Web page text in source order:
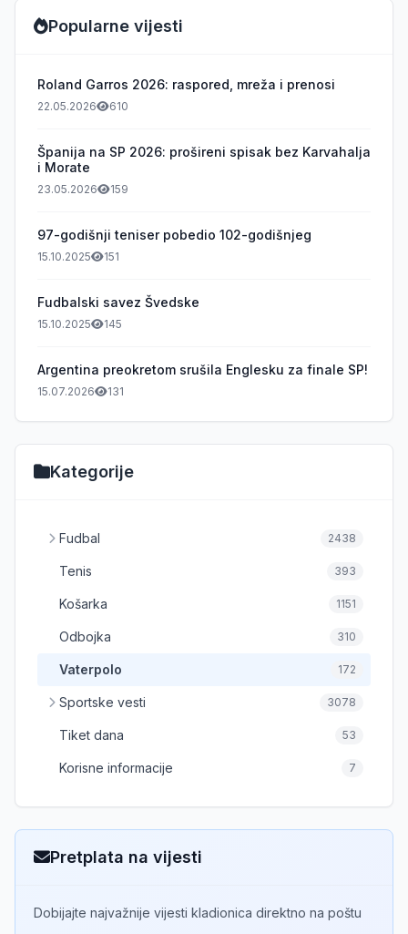
Popularne vijesti
Roland Garros 2026: raspored, mreža i prenosi
22.05.2026 610
Španija na SP 2026: prošireni spisak bez Karvahalja
i Morate
23.05.2026 159
97-godišnji teniser pobedio 102-godišnjeg
15.10.2025 151
Fudbalski savez Švedske
15.10.2025 145
Argentina preokretom srušila Englesku za finale SP!
15.07.2026 131
Kategorije
Fudbal 2438
Tenis 393
Košarka 1151
Odbojka 310
Vaterpolo 172
Sportske vesti 3078
Tiket dana 53
Korisne informacije 7
Pretplata na vijesti
Dobijajte najvažnije vijesti kladionica direktno na poštu